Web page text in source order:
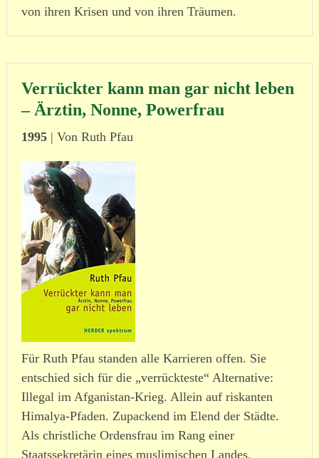
von ihren Krisen und von ihren Träumen.
Verrückter kann man gar nicht leben
– Ärztin, Nonne, Powerfrau
1995| Von Ruth Pfau
Für Ruth Pfau standen alle Karrieren offen. Sie
entschied sich für die „verrück­teste“ Alternative:
Illegal im Afganistan-Krieg. Allein auf riskanten
Himalya-Pfaden. Zupackend im Elend der Städte.
Als christ­liche Ordensfrau im Rang einer
Staatssekretärin eines musli­mi­schen Landes.